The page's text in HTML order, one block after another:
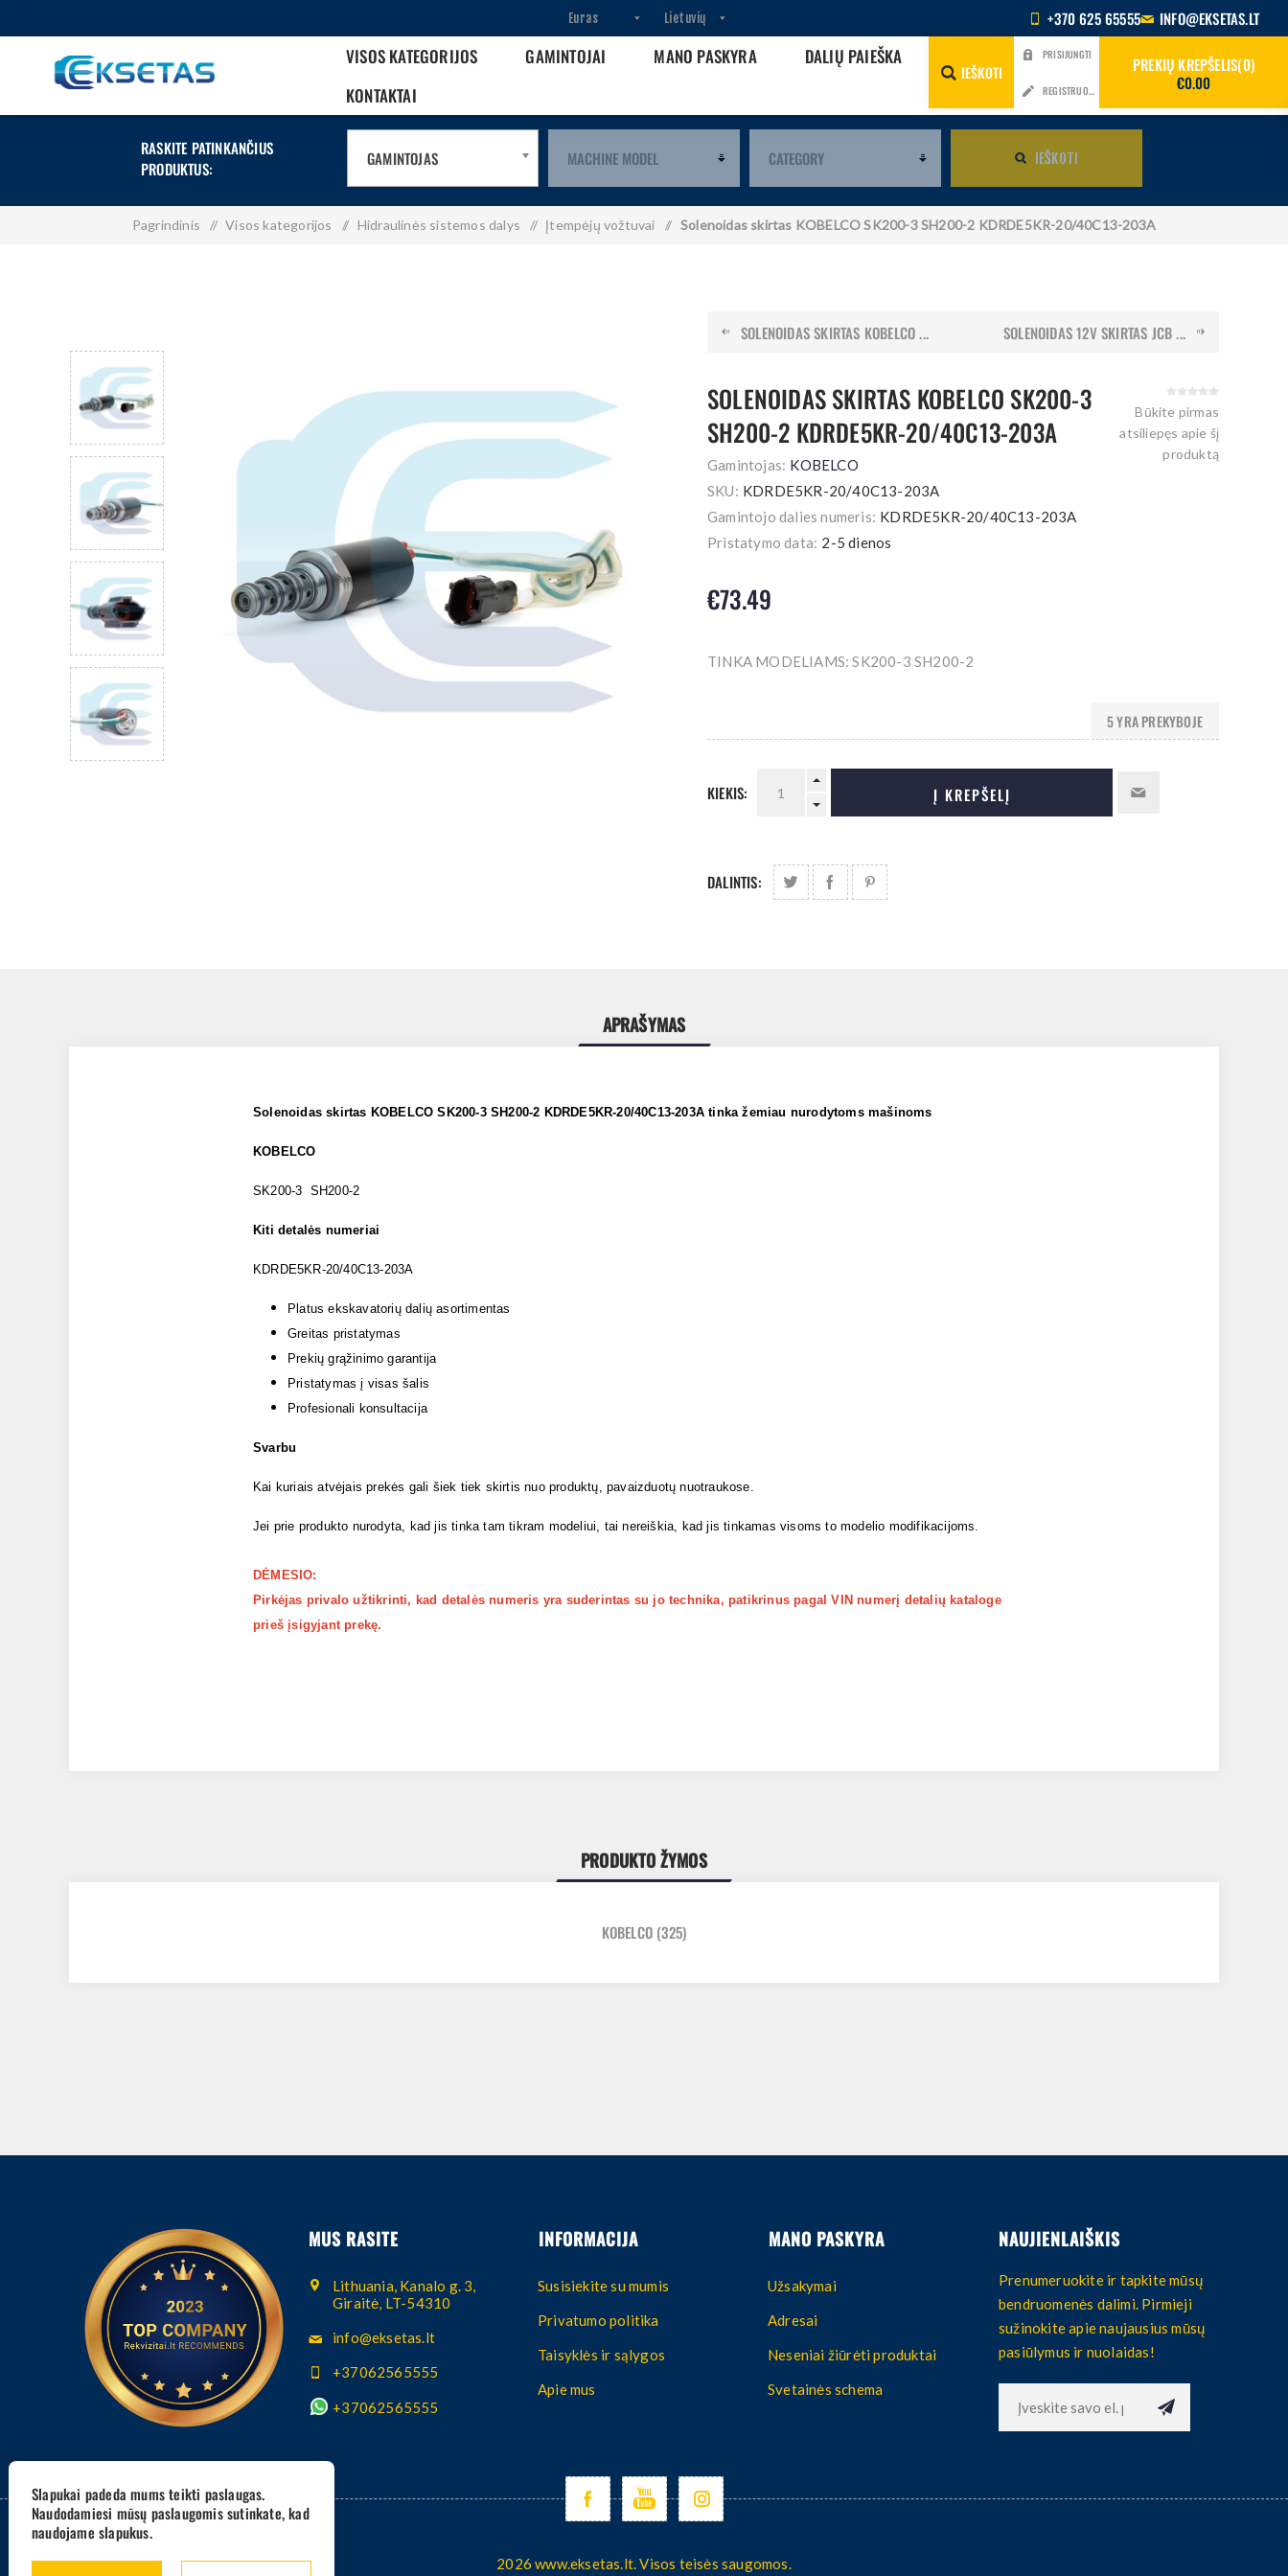
+370 625 65555 INFO@EKSETAS.LT
VISOS KATEGORIJOS GAMINTOJAI MANO PASKYRA
DALIŲ PAIEŠKA
KONTAKTAI
IEŠKOTI
PRISIJUNGTI
REGISTRUOTIS
PREKIŲ KREPŠELIS 0
€0.00
RASKITE PATINKANČIUS
PRODUKTUS:
GAMINTOJAS IEŠKOTI
Pagrindinis / Visos kategorijos / Hidraulinės sistemos dalys / Įtempėjų vožtuvai / Solenoidas skirtas KOBELCO SK200-3 SH200-2 KDRDE5KR-20/40C13-203A
SOLENOIDAS SKIRTAS KOBELCO ... SOLENOIDAS 12V SKIRTAS JCB ...
SOLENOIDAS SKIRTAS KOBELCO SK200-3
SH200-2 KDRDE5KR-20/40C13-203A
Gamintojas: KOBELCO
SKU: KDRDE5KR-20/40C13-203A
Gamintojo dalies numeris: KDRDE5KR-20/40C13-203A
Būkite pirmas
atsiliepęs apie šį
produktą
Pristatymo data: 2-5 dienos
€73.49
TINKA MODELIAMS: SK200-3 SH200-2
5 YRA PREKYBOJE
KIEKIS: Į KREPŠELĮ
DALINTIS:
APRAŠYMAS
Solenoidas skirtas KOBELCO SK200-3 SH200-2 KDRDE5KR-20/40C13-203A tinka žemiau nurodytoms mašinoms
KOBELCO
SK200-3 SH200-2
Kiti detalės numeriai
KDRDE5KR-20/40C13-203A
Platus ekskavatorių dalių asortimentas
Greitas pristatymas
Prekių grąžinimo garantija
Pristatymas į visas šalis
Profesionali konsultacija
Svarbu
Kai kuriais atvėjais prekės gali šiek tiek skirtis nuo produktų, pavaizduotų nuotraukose.
Jei prie produkto nurodyta, kad jis tinka tam tikram modeliui, tai nereiškia, kad jis tinkamas visoms to modelio modifikacijoms.
DĖMESIO:
Pirkėjas privalo užtikrinti, kad detalės numeris yra suderintas su jo technika, patikrinus pagal VIN numerį detalių kataloge
prieš įsigyjant prekę.
PRODUKTO ŽYMOS
KOBELCO (325)
MUS RASITE
Lithuania, Kanalo g. 3,
Giraitė, LT-54310
info@eksetas.lt
+37062565555
+37062565555
INFORMACIJA
Susisiekite su mumis
Privatumo politika
Taisyklės ir sąlygos
Apie mus
MANO PASKYRA
Užsakymai
Adresai
Neseniai žiūrėti produktai
Svetainės schema
NAUJIENLAIŠKIS
Prenumeruokite ir tapkite mūsų
bendruomenės dalimi. Pirmieji
sužinokite apie naujausius mūsų
pasiūlymus ir nuolaidas!
2026 www.eksetas.lt. Visos teisės saugomos.
Slapukai padeda mums teikti paslaugas.
Naudodamiesi mūsų paslaugomis sutinkate, kad
naudojame slapukus.